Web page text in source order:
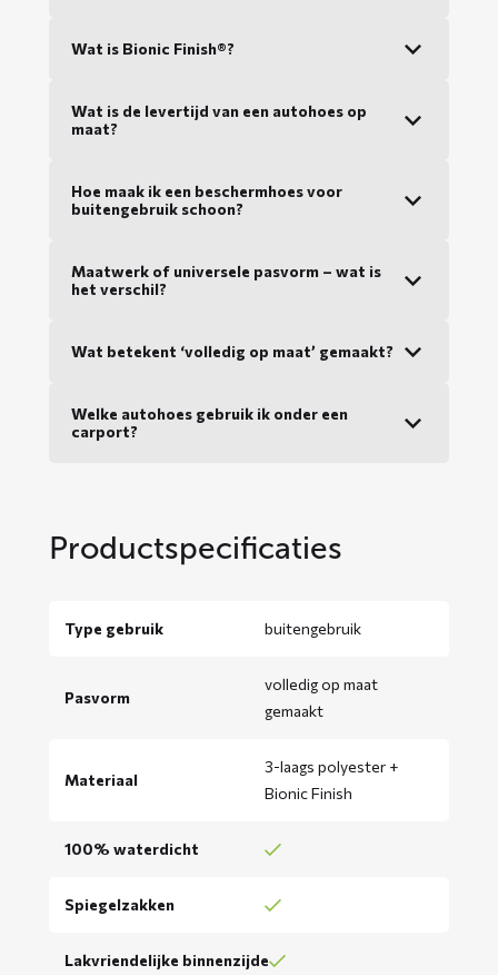
Wat is Bionic Finish®?
Wat is de levertijd van een autohoes op
maat?
Hoe maak ik een beschermhoes voor
buitengebruik schoon?
Maatwerk of universele pasvorm – wat is
het verschil?
Wat betekent ‘volledig op maat’ gemaakt?
Welke autohoes gebruik ik onder een
carport?
Productspecificaties
Type gebruik buitengebruik
Pasvorm
volledig op maat
gemaakt
Materiaal
3-laags polyester +
Bionic Finish
100% waterdicht
Spiegelzakken
Lakvriendelijke binnenzijde